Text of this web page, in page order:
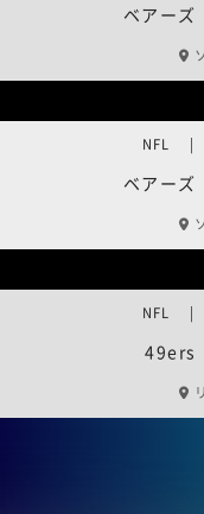
ベアーズ
ベアーズ
NFL |
49ers
NFL |